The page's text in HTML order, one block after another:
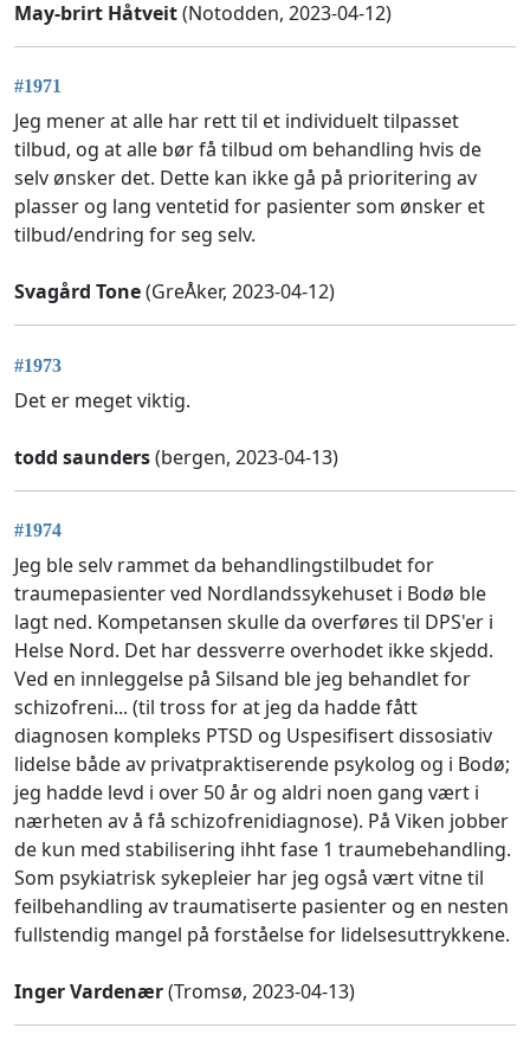
May-brirt Håtveit(Notodden, 2023-04-12)
#1971
Jeg mener at alle har rett til et individuelt tilpasset
tilbud, og at alle bør få tilbud om behandling hvis de
selv ønsker det. Dette kan ikke gå på prioritering av
plasser og lang ventetid for pasienter som ønsker et
tilbud/endring for seg selv.
Svagård Tone(GreÅker, 2023-04-12)
#1973
Det er meget viktig.
todd saunders(bergen, 2023-04-13)
#1974
Jeg ble selv rammet da behandlingstilbudet for
traumepasienter ved Nordlandssykehuset i Bodø ble
lagt ned. Kompetansen skulle da overføres til DPS'er i
Helse Nord. Det har dessverre overhodet ikke skjedd.
Ved en innleggelse på Silsand ble jeg behandlet for
schizofreni... (til tross for at jeg da hadde fått
diagnosen kompleks PTSD og Uspesifisert dissosiativ
lidelse både av privatpraktiserende psykolog og i Bodø;
jeg hadde levd i over 50 år og aldri noen gang vært i
nærheten av å få schizofrenidiagnose). På Viken jobber
de kun med stabilisering ihht fase 1 traumebehandling.
Som psykiatrisk sykepleier har jeg også vært vitne til
feilbehandling av traumatiserte pasienter og en nesten
fullstendig mangel på forståelse for lidelsesuttrykkene.
Inger Vardenær(Tromsø, 2023-04-13)